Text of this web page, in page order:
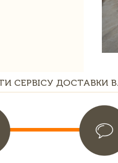
СЕРВІСУ ДОСТАВКИ